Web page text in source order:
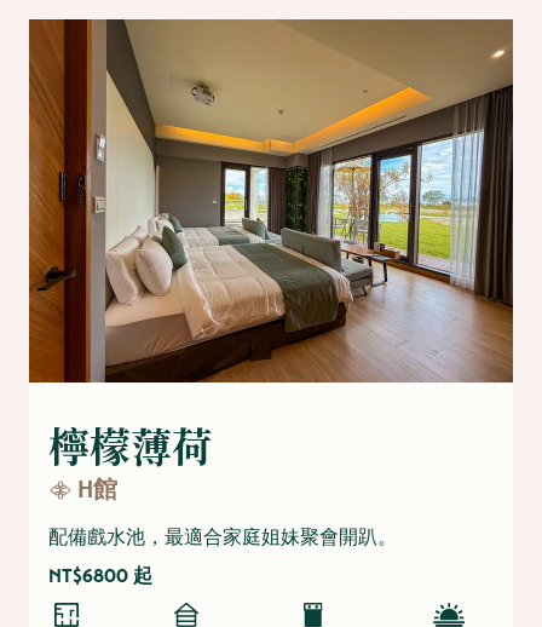
檸檬薄荷
H館
配備戲水池，最適合家庭姐妹聚會開趴。
NT$6800 起